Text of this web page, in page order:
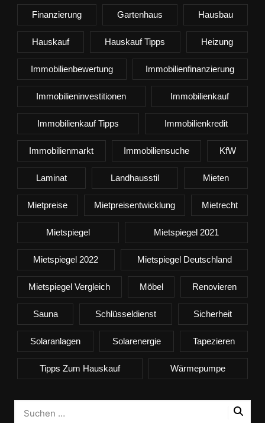
Finanzierung Gartenhaus Hausbau
Hauskauf Hauskauf Tipps Heizung
Immobilienbewertung Immobilienfinanzierung
Immobilieninvestitionen Immobilienkauf
Immobilienkauf Tipps Immobilienkredit
Immobilienmarkt Immobiliensuche KfW
Laminat Landhausstil Mieten
Mietpreise Mietpreisentwicklung Mietrecht
Mietspiegel Mietspiegel 2021
Mietspiegel 2022 Mietspiegel Deutschland
Mietspiegel Vergleich Möbel Renovieren
Sauna Schlüsseldienst Sicherheit
Solaranlagen Solarenergie Tapezieren
Tipps Zum Hauskauf Wärmepumpe